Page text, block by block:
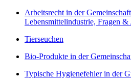
Arbeitsrecht in der
Lebensmittelindustrie, Fragen
Tierseuchen
Bio-Produkte in der
Typische Hygienefehler in der